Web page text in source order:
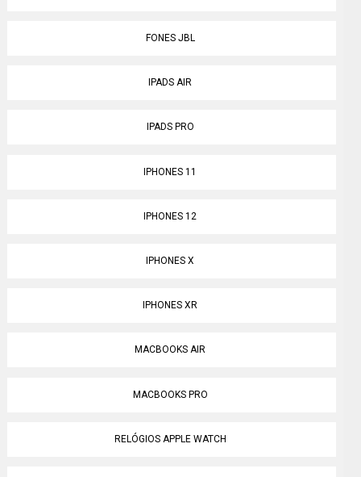
FONES JBL
IPADS AIR
IPADS PRO
IPHONES 11
IPHONES 12
IPHONES X
IPHONES XR
MACBOOKS AIR
MACBOOKS PRO
RELÓGIOS APPLE WATCH